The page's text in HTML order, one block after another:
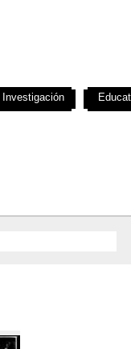
Investigación